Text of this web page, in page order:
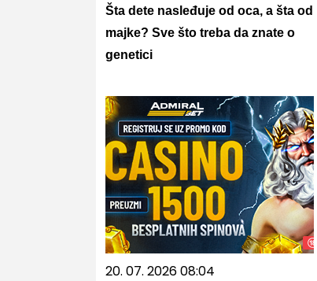
Šta dete nasleđuje od oca, a šta od
majke? Sve što treba da znate o
genetici
20. 07. 2026 08:04